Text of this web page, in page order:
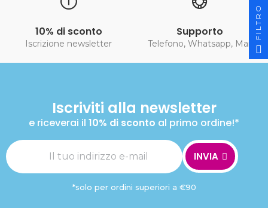
10% di sconto
Iscrizione newsletter
Supporto
Telefono, Whatsapp, Mail
Iscriviti alla newsletter
e riceverai il 10% di sconto al primo ordine!*
INVIA
*solo per ordini superiori a €90
FILTRO